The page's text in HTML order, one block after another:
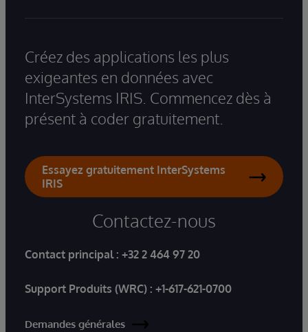
Créez des applications les plus
exigeantes en données avec
InterSystems IRIS. Commencez dès à
présent à coder gratuitement.
Essayez gratuitement InterSystems
IRIS
Contactez-nous
Contact principal : +32 2 464 97 20
Support Produits (WRC) : +1-617-621-0700
Demandes générales